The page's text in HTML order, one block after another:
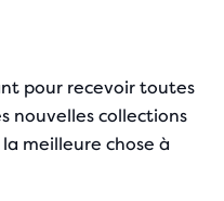
pour recevoir toutes
nouvelles collections
meilleure chose à